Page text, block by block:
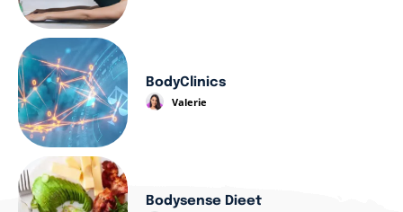
BodyClinics
Valerie
Bodysense Dieet